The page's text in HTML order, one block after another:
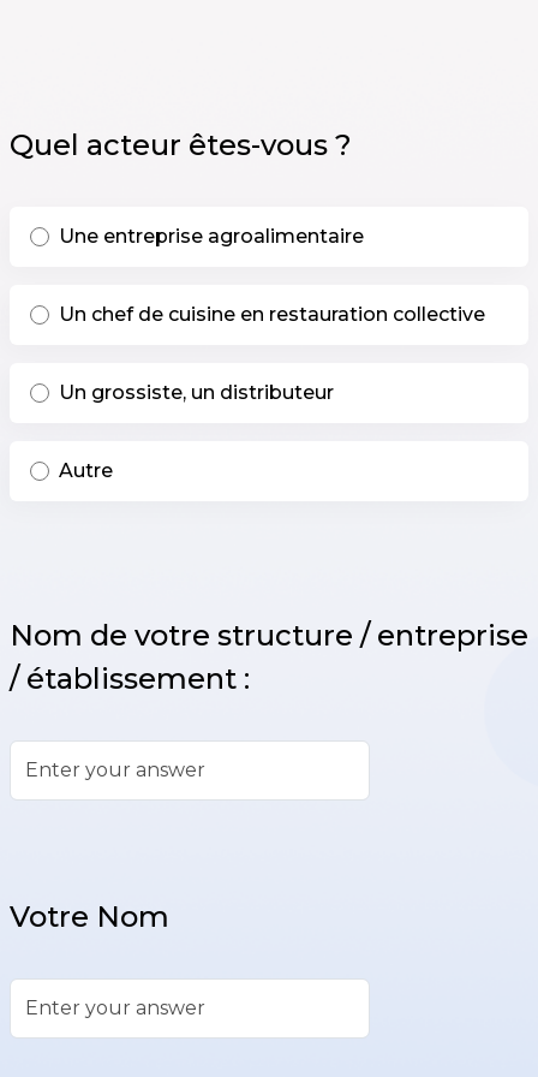
Quel acteur êtes-vous ?
Une entreprise agroalimentaire
Un chef de cuisine en restauration collective
Un grossiste, un distributeur
Autre
Open Text Question
Nom de votre structure / entreprise
/ établissement :
Open Text Question
Votre Nom